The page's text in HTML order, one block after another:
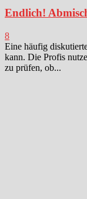
Endlich!
8
Eine häufig
kann. Die Profis
zu prüfen, ob...